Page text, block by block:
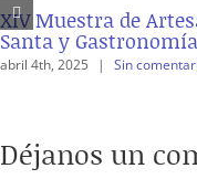
XIV Muestra de
Santa y Gastronomía
abril 4th, 2025 | Sin
Déjanos un